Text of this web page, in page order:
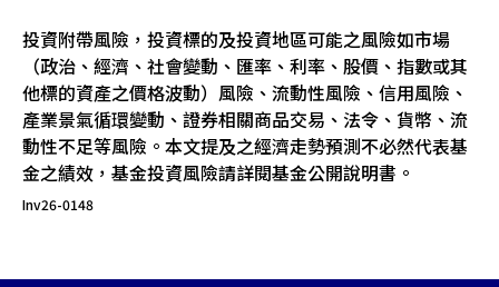
投資附帶風險，投資標的及投資地區可能之風險如市場
（政治、經濟、社會變動、匯率、利率、股價、指數或其
他標的資產之價格波動）風險、流動性風險、信用風險、
產業景氣循環變動、證券相關商品交易、法令、貨幣、流
動性不足等風險。本文提及之經濟走勢預測不必然代表基
金之績效，基金投資風險請詳閱基金公開說明書。
Inv26-0148